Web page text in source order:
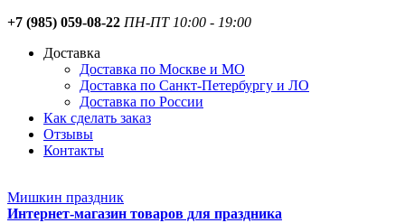
+7 (985) 059-08-22 ПН-ПТ 10:00 - 19:00
Доставка
Доставка по Москве и МО
Доставка по Санкт-Петербургу и ЛО
Доставка по России
Как сделать заказ
Отзывы
Контакты
Мишкин праздник
Интернет-магазин товаров для праздника